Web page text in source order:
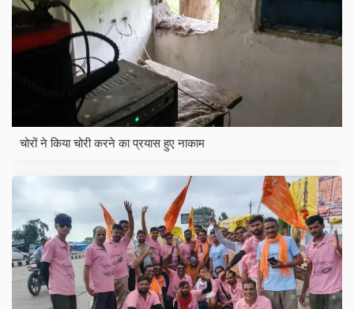
चोरों ने किया चोरी करने का प्रयास हुए नाकाम